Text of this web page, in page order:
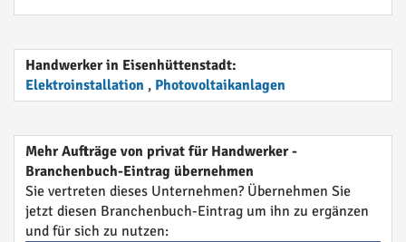
Handwerker in Eisenhüttenstadt:
Elektroinstallation , Photovoltaikanlagen
Mehr Aufträge von privat für Handwerker -
Branchenbuch-Eintrag übernehmen
Sie vertreten dieses Unternehmen? Übernehmen Sie
jetzt diesen Branchenbuch-Eintrag um ihn zu ergänzen
und für sich zu nutzen: